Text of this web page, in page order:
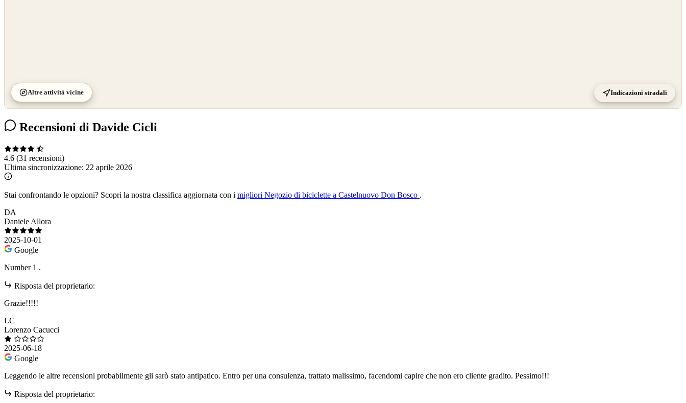
Altre attività vicine Indicazioni stradali
Recensioni di Davide Cicli
4.6 (31 recensioni)
Ultima sincronizzazione: 22 aprile 2026
Stai confrontando le opzioni? Scopri la nostra classifica aggiornata con i migliori Negozio di biciclette a Castelnuovo Don Bosco .
DA
Daniele Allora
2025-10-01
Google
Number 1 .
Risposta del proprietario:
Grazie!!!!!
LC
Lorenzo Cacucci
2025-06-18
Google
Leggendo le altre recensioni probabilmente gli sarò stato antipatico. Entro per una consulenza, trattato malissimo, facendomi capire che non ero cliente gradito. Pessimo!!!
Risposta del proprietario: